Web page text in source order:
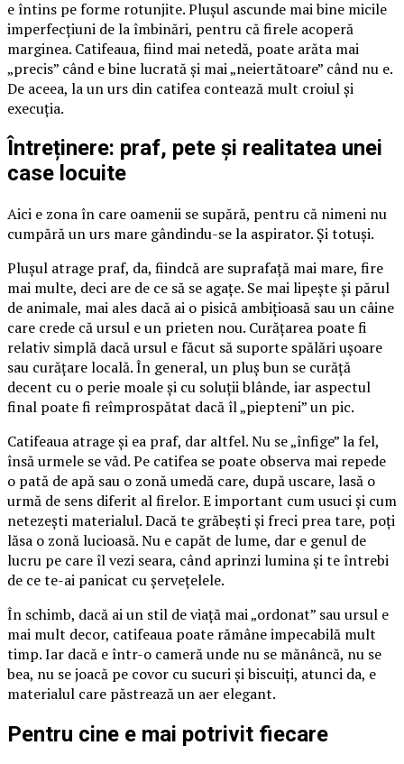
e întins pe forme rotunjite. Plușul ascunde mai bine micile
imperfecțiuni de la îmbinări, pentru că firele acoperă
marginea. Catifeaua, fiind mai netedă, poate arăta mai
„precis” când e bine lucrată și mai „neiertătoare” când nu e.
De aceea, la un urs din catifea contează mult croiul și
execuția.
Întreținere: praf, pete și realitatea unei
case locuite
Aici e zona în care oamenii se supără, pentru că nimeni nu
cumpără un urs mare gândindu-se la aspirator. Și totuși.
Plușul atrage praf, da, fiindcă are suprafață mai mare, fire
mai multe, deci are de ce să se agațe. Se mai lipește și părul
de animale, mai ales dacă ai o pisică ambițioasă sau un câine
care crede că ursul e un prieten nou. Curățarea poate fi
relativ simplă dacă ursul e făcut să suporte spălări ușoare
sau curățare locală. În general, un pluș bun se curăță
decent cu o perie moale și cu soluții blânde, iar aspectul
final poate fi reîmprospătat dacă îl „piepteni” un pic.
Catifeaua atrage și ea praf, dar altfel. Nu se „înfige” la fel,
însă urmele se văd. Pe catifea se poate observa mai repede
o pată de apă sau o zonă umedă care, după uscare, lasă o
urmă de sens diferit al firelor. E important cum usuci și cum
netezești materialul. Dacă te grăbești și freci prea tare, poți
lăsa o zonă lucioasă. Nu e capăt de lume, dar e genul de
lucru pe care îl vezi seara, când aprinzi lumina și te întrebi
de ce te-ai panicat cu șervețelele.
În schimb, dacă ai un stil de viață mai „ordonat” sau ursul e
mai mult decor, catifeaua poate rămâne impecabilă mult
timp. Iar dacă e într-o cameră unde nu se mănâncă, nu se
bea, nu se joacă pe covor cu sucuri și biscuiți, atunci da, e
materialul care păstrează un aer elegant.
Pentru cine e mai potrivit fiecare